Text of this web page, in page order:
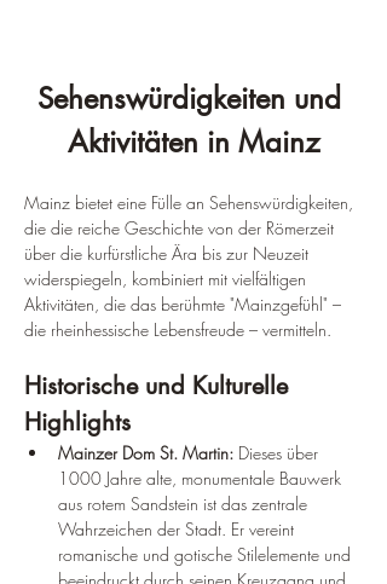
Sehenswürdigkeiten und
Aktivitäten in Mainz
Mainz bietet eine Fülle an Sehenswürdigkeiten,
die die reiche Geschichte von der Römerzeit
über die kurfürstliche Ära bis zur Neuzeit
widerspiegeln, kombiniert mit vielfältigen
Aktivitäten, die das berühmte "Mainzgefühl" –
die rheinhessische Lebensfreude – vermitteln.
Historische und Kulturelle
Highlights
Mainzer Dom St. Martin: Dieses über
1000 Jahre alte, monumentale Bauwerk
aus rotem Sandstein ist das zentrale
Wahrzeichen der Stadt. Er vereint
romanische und gotische Stilelemente und
beeindruckt durch seinen Kreuzgang und